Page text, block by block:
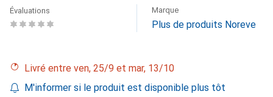
Évaluations Marque
Plus de produits Noreve
Livré entre ven, 25/9 et mar, 13/10
M'informer si le produit est disponible plus tôt